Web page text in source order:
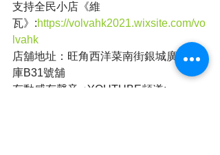
支持全民小店《維
瓦》:https://volvahk2021.wixsite.com/vo
lvahk
店舖地址：旺角西洋菜南街銀城廣場地
庫B31號舖
有動感有聲音➡YOUTUBE頻道: